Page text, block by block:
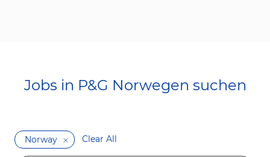
Jobs in P&G Norwegen suchen
Norway Clear All